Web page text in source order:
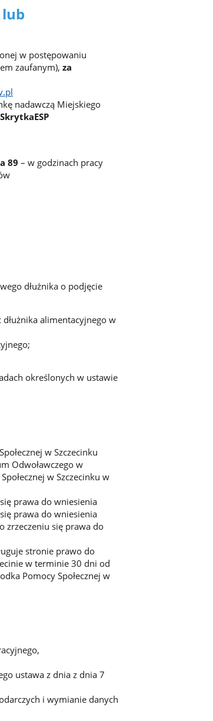
w postępowaniu
zaufanym),za
nadawczą Miejskiego
89 – w godzinach pracy
dłużnika o podjęcie
alimentacyjnego w
określonych w ustawie
w Szczecinku
Odwoławczego w
w Szczecinku w
prawa do wniesienia
prawa do wniesienia
zrzeczeniu się prawa do
stronie prawo do
w terminie 30 dni od
Pomocy Społecznej w
ustawa z dnia z dnia 7
i wymianie danych